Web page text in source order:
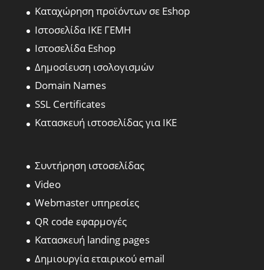
Καταχώρηση προϊόντων σε Eshop
Ιστοσελίδα ΙΚΕ ΓΕΜΗ
Ιστοσελίδα Eshop
Δημοσίευση ισολογισμών
Domain Names
SSL Certificates
Κατασκευή ιστοσελίδας για ΙΚΕ
Συντήρηση ιστοσελίδας
Video
Webmaster υπηρεσίες
QR code εφαρμογές
Κατασκευή landing pages
Δημιουργία εταιρικού email